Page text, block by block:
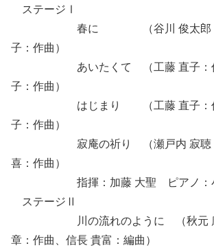
ステージⅠ
春に （谷川 俊太郎：作
子：作曲）
あいたくて （工藤 直子：作
子：作曲）
はじまり （工藤 直子：作
子：作曲）
寂庵の祈り （瀬戸内 寂聴：
喜：作曲）
指揮：加藤 大聖 ピアノ：小
ステージⅡ
川の流れのように （秋元 康
章：作曲、信長 貴富：編曲）